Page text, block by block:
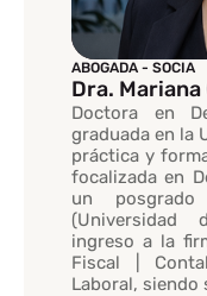
ABOGADA - SOCIA
Dra. Mariana
Doctora en
graduada en la
práctica y
focalizada en
un
(Universidad
ingreso a la
Fiscal |
Laboral, siendo